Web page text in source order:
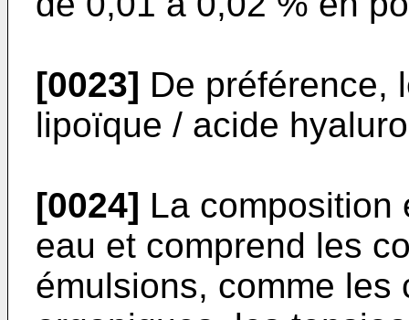
[0023] De préférence,
lipoïque / acide
[0024] La composition
eau et comprend les
émulsions, comme